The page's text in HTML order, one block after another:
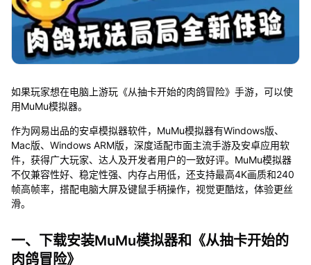
如果玩家想在电脑上游玩《从抽卡开始的肉鸽冒险》手游，可以使
用MuMu模拟器。
作为网易出品的安卓模拟器软件，MuMu模拟器有Windows版、
Mac版、Windows ARM版，深度适配市面主流手游及安卓应用软
件，获得广大玩家、达人及开发者用户的一致好评。MuMu模拟器
不仅兼容性好、稳定性强、内存占用低，还支持最高4K画质和240
帧高帧率，搭配电脑大屏及键鼠手柄操作，视觉更酷炫，体验更丝
滑。
一、下载安装MuMu模拟器和《从抽卡开始的
肉鸽冒险》